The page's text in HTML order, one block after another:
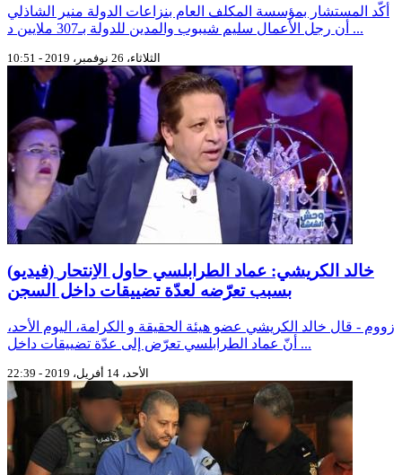
أكّد المستشار بمؤسسة المكلف العام بنزاعات الدولة منير الشاذلي
أن رجل الأعمال سليم شيبوب والمدين للدولة بـ307 ملايين د ...
الثلاثاء، 26 نوفمبر، 2019 - 10:51
(فيديو) خالد الكريشي: عماد الطرابلسي حاول الاِنتحار
بسبب تعرّضه لعدّة تضييقات داخل السجن
زووم - قال خالد الكريشي عضو هيئة الحقيقة و الكرامة، اليوم الأحد،
أنّ عماد الطرابلسي تعرّض إلى عدّة تضييقات داخل ...
الأحد، 14 أفريل، 2019 - 22:39